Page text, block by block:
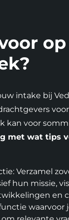
intake bij
kan voor
met wat tips
Verzamel
hun missie,
en
waarvoor